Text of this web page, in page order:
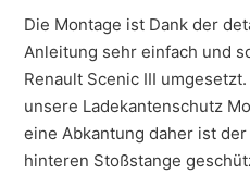
Die Montage ist Dank der
Anleitung sehr einfach und
Renault Scenic III
unsere Ladekantenschutz
eine Abkantung daher ist
hinteren Stoßstange